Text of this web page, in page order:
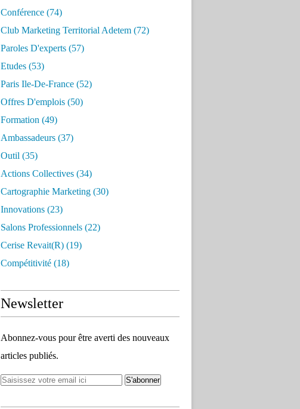
Conférence (74)
Club Marketing Territorial Adetem (72)
Paroles D'experts (57)
Etudes (53)
Paris Ile-De-France (52)
Offres D'emplois (50)
Formation (49)
Ambassadeurs (37)
Outil (35)
Actions Collectives (34)
Cartographie Marketing (30)
Innovations (23)
Salons Professionnels (22)
Cerise Revait(r) (19)
Compétitivité (18)
Newsletter
Abonnez-vous pour être averti des nouveaux
articles publiés.